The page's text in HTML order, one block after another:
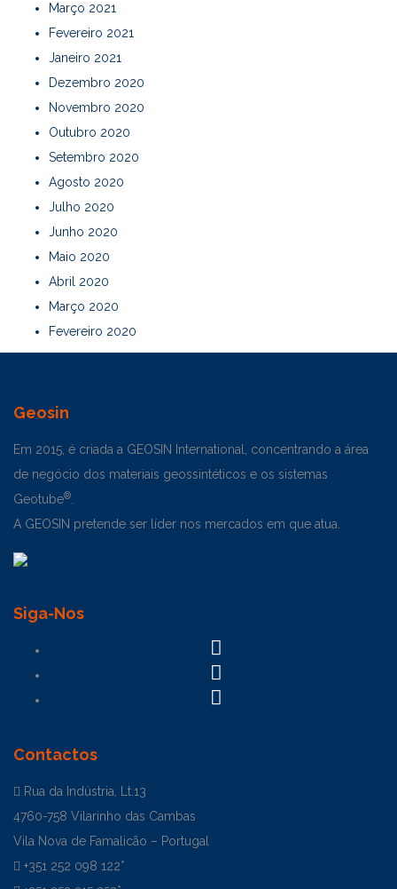
Março 2021
Fevereiro 2021
Janeiro 2021
Dezembro 2020
Novembro 2020
Outubro 2020
Setembro 2020
Agosto 2020
Julho 2020
Junho 2020
Maio 2020
Abril 2020
Março 2020
Fevereiro 2020
Geosin
Em 2015, é criada a GEOSIN International, concentrando a área
de negócio dos materiais geossintéticos e os sistemas
Geotube®.
A GEOSIN pretende ser líder nos mercados em que atua.
Siga-Nos
Contactos
Rua da Indústria, Lt.13
4760-758 Vilarinho das Cambas
Vila Nova de Famalicão – Portugal
+351 252 098 122*